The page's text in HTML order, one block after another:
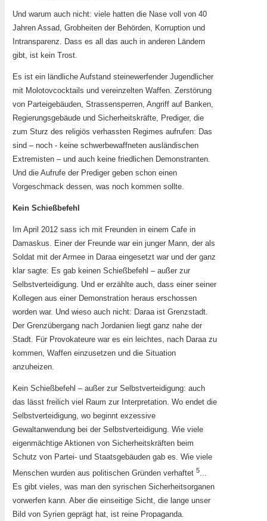
Und warum auch nicht: viele hatten die Nase voll von 40
Jahren Assad, Grobheiten der Behörden, Korruption und
Intransparenz. Dass es all das auch in anderen Ländern
gibt, ist kein Trost.
Es ist ein ländliche Aufstand steinewerfender Jugendlicher
mit Molotovcocktails und vereinzelten Waffen. Zerstörung
von Parteigebäuden, Strassensperren, Angriff auf Banken,
Regierungsgebäude und Sicherheitskräfte, Prediger, die
zum Sturz des religiös verhassten Regimes aufrufen: Das
sind – noch - keine schwerbewaffneten ausländischen
Extremisten – und auch keine friedlichen Demonstranten.
Und die Aufrufe der Prediger geben schon einen
Vorgeschmack dessen, was noch kommen sollte.
Kein Schießbefehl
Im April 2012 sass ich mit Freunden in einem Cafe in
Damaskus. Einer der Freunde war ein junger Mann, der als
Soldat mit der Armee in Daraa eingesetzt war und der ganz
klar sagte: Es gab keinen Schießbefehl – außer zur
Selbstverteidigung. Und er erzählte auch, dass einer seiner
Kollegen aus einer Demonstration heraus erschossen
worden war. Und wieso auch nicht: Daraa ist Grenzstadt.
Der Grenzübergang nach Jordanien liegt ganz nahe der
Stadt. Für Provokateure war es ein leichtes, nach Daraa zu
kommen, Waffen einzusetzen und die Situation
anzuheizen.
Kein Schießbefehl – außer zur Selbstverteidigung: auch
das lässt freilich viel Raum zur Interpretation. Wo endet die
Selbstverteidigung, wo beginnt exzessive
Gewaltanwendung bei der Selbstverteidigung. Wie viele
eigenmächtige Aktionen von Sicherheitskräften beim
Schutz von Partei- und Staatsgebäuden gab es. Wie viele
Menschen wurden aus politischen Gründen verhaftet 5...
Es gibt vieles, was man den syrischen Sicherheitsorganen
vorwerfen kann. Aber die einseitige Sicht, die lange unser
Bild von Syrien geprägt hat, ist reine Propaganda.